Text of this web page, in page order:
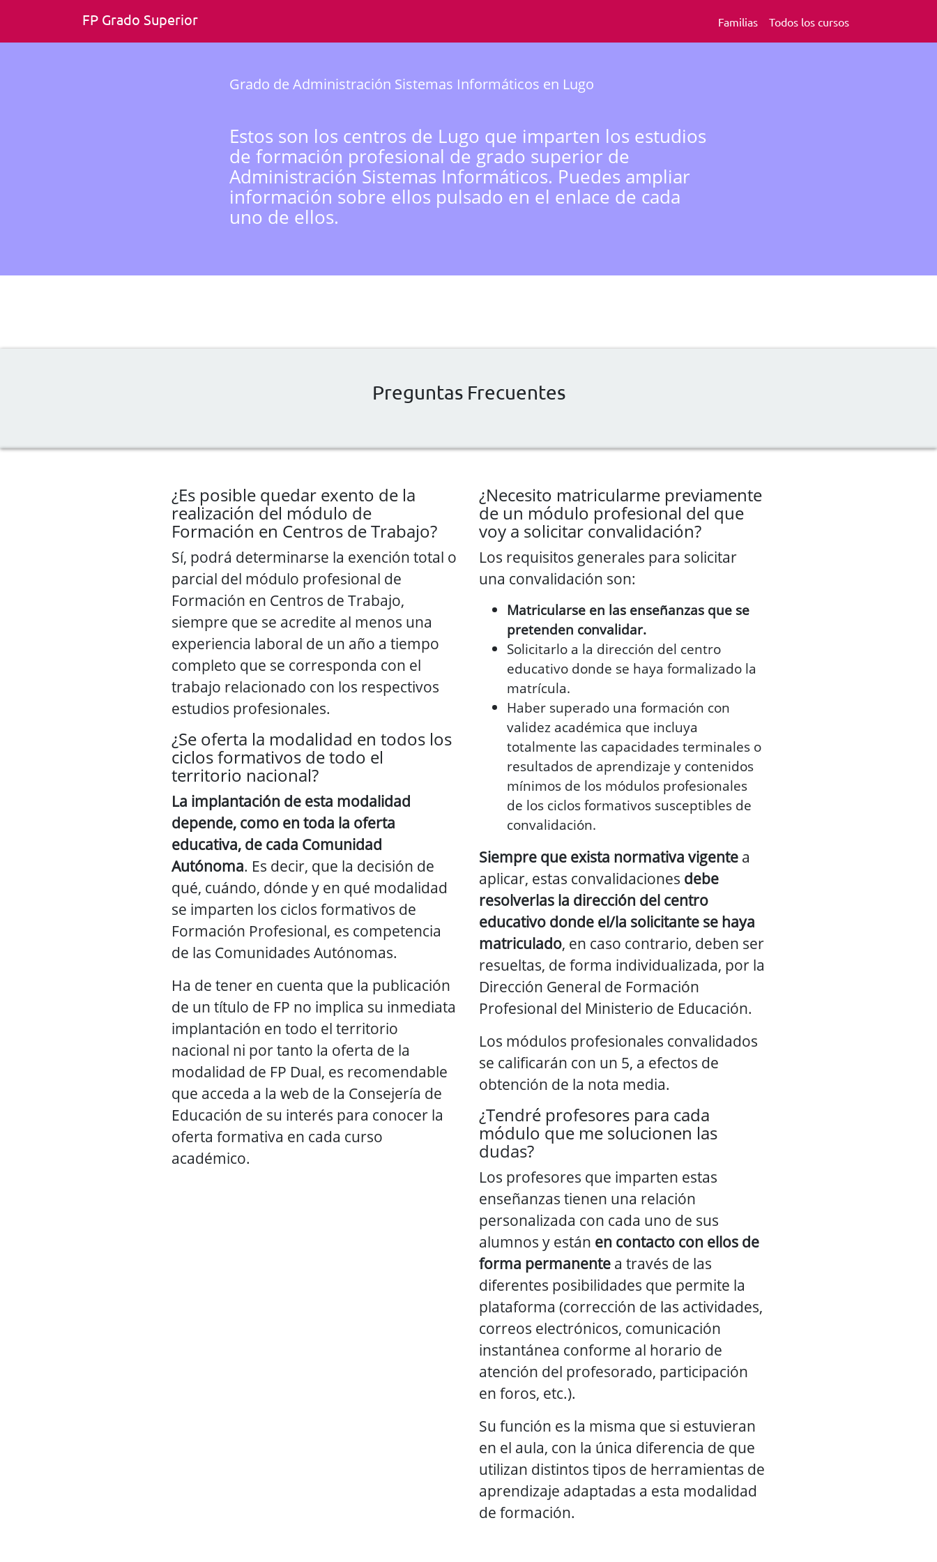
FP Grado Superior Familias Todos los cursos
Grado de Administración Sistemas Informáticos en Lugo
Estos son los centros de Lugo que imparten los estudios
de formación profesional de grado superior de
Administración Sistemas Informáticos. Puedes ampliar
información sobre ellos pulsado en el enlace de cada
uno de ellos.
Preguntas Frecuentes
¿Es posible quedar exento de la
realización del módulo de
Formación en Centros de Trabajo?
Sí, podrá determinarse la exención total o
parcial del módulo profesional de
Formación en Centros de Trabajo,
siempre que se acredite al menos una
experiencia laboral de un año a tiempo
completo que se corresponda con el
trabajo relacionado con los respectivos
estudios profesionales.
¿Se oferta la modalidad en todos los
ciclos formativos de todo el
territorio nacional?
La implantación de esta modalidad
depende, como en toda la oferta
educativa, de cada Comunidad
Autónoma. Es decir, que la decisión de
qué, cuándo, dónde y en qué modalidad
se imparten los ciclos formativos de
Formación Profesional, es competencia
de las Comunidades Autónomas.
Ha de tener en cuenta que la publicación
de un título de FP no implica su inmediata
implantación en todo el territorio
nacional ni por tanto la oferta de la
modalidad de FP Dual, es recomendable
que acceda a la web de la Consejería de
Educación de su interés para conocer la
oferta formativa en cada curso
académico.
¿Necesito matricularme previamente
de un módulo profesional del que
voy a solicitar convalidación?
Los requisitos generales para solicitar
una convalidación son:
Matricularse en las enseñanzas que se
pretenden convalidar.
Solicitarlo a la dirección del centro
educativo donde se haya formalizado la
matrícula.
Haber superado una formación con
validez académica que incluya
totalmente las capacidades terminales o
resultados de aprendizaje y contenidos
mínimos de los módulos profesionales
de los ciclos formativos susceptibles de
convalidación.
Siempre que exista normativa vigente a
aplicar, estas convalidaciones debe
resolverlas la dirección del centro
educativo donde el/la solicitante se haya
matriculado, en caso contrario, deben ser
resueltas, de forma individualizada, por la
Dirección General de Formación
Profesional del Ministerio de Educación.
Los módulos profesionales convalidados
se calificarán con un 5, a efectos de
obtención de la nota media.
¿Tendré profesores para cada
módulo que me solucionen las
dudas?
Los profesores que imparten estas
enseñanzas tienen una relación
personalizada con cada uno de sus
alumnos y están en contacto con ellos de
forma permanente a través de las
diferentes posibilidades que permite la
plataforma (corrección de las actividades,
correos electrónicos, comunicación
instantánea conforme al horario de
atención del profesorado, participación
en foros, etc.).
Su función es la misma que si estuvieran
en el aula, con la única diferencia de que
utilizan distintos tipos de herramientas de
aprendizaje adaptadas a esta modalidad
de formación.